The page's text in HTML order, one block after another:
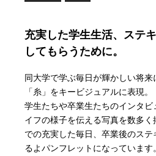
充実した学生生活、ステ
してもらうために。
同大学で学ぶ毎日が輝かしい将
「糸」をキービジュアルに表現。
学生たちや卒業生たちのインタ
イフの様子を伝える写真を数多
での充実した毎日、卒業後のステ
るよパンフレットになっています。